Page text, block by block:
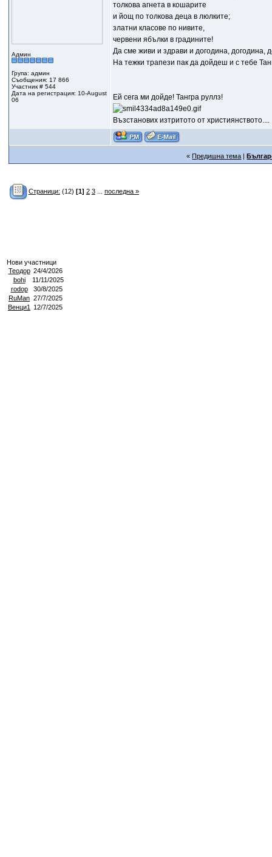
Админ
Група: админ
Съобщения: 17 866
Участник # 544
Дата на регистрация: 10-August
06
толкова агнета в кошарите
и йощ по толкова деца в люлките;
златни класове по нивите,
червени ябълки в градините!
Да сме живи и здрави и догодина, догодина,
На тежки трапези пак да дойдеш и с тебе
Ей сега ми дойде! Тангра руллз!
Възстанових изтритото от християнството....
«Предишна тема |
Страници: (12) [1] 2 3... последна »
Нови участници
Теодор 24/4/2026
bohi
11/11/2025
rodop
30/8/2025
RuMan 27/7/2025
Венци1
12/7/2025